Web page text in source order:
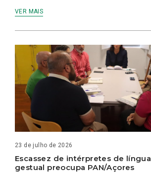
VER MAIS
23 de julho de 2026
Escassez de intérpretes de língua
gestual preocupa PAN/Açores